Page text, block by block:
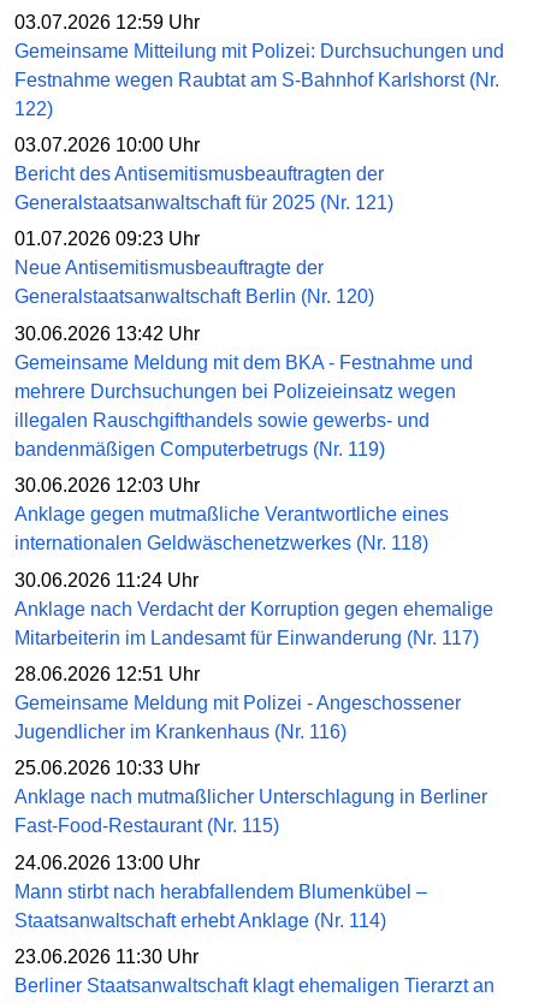
03.07.2026 12:59 Uhr
Gemeinsame Mitteilung mit Polizei: Durchsuchungen und
Festnahme wegen Raubtat am S-Bahnhof Karlshorst (Nr.
122)
03.07.2026 10:00 Uhr
Bericht des Antisemitismusbeauftragten der
Generalstaatsanwaltschaft für 2025 (Nr. 121)
01.07.2026 09:23 Uhr
Neue Antisemitismusbeauftragte der
Generalstaatsanwaltschaft Berlin (Nr. 120)
30.06.2026 13:42 Uhr
Gemeinsame Meldung mit dem BKA - Festnahme und
mehrere Durchsuchungen bei Polizeieinsatz wegen
illegalen Rauschgifthandels sowie gewerbs- und
bandenmäßigen Computerbetrugs (Nr. 119)
30.06.2026 12:03 Uhr
Anklage gegen mutmaßliche Verantwortliche eines
internationalen Geldwäschenetzwerkes (Nr. 118)
30.06.2026 11:24 Uhr
Anklage nach Verdacht der Korruption gegen ehemalige
Mitarbeiterin im Landesamt für Einwanderung (Nr. 117)
28.06.2026 12:51 Uhr
Gemeinsame Meldung mit Polizei - Angeschossener
Jugendlicher im Krankenhaus (Nr. 116)
25.06.2026 10:33 Uhr
Anklage nach mutmaßlicher Unterschlagung in Berliner
Fast-Food-Restaurant (Nr. 115)
24.06.2026 13:00 Uhr
Mann stirbt nach herabfallendem Blumenkübel –
Staatsanwaltschaft erhebt Anklage (Nr. 114)
23.06.2026 11:30 Uhr
Berliner Staatsanwaltschaft klagt ehemaligen Tierarzt an